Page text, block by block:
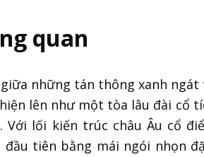
quan
những tán thông xanh
lên như một tòa lâu đài cổ
Với lối kiến trúc châu Âu cổ
đầu tiên bằng mái ngói nhọn